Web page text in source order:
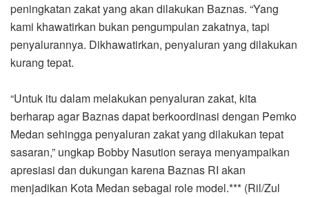
peningkatan zakat yang akan dilakukan Baznas. “Yang
kami khawatirkan bukan pengumpulan zakatnya, tapi
penyalurannya. Dikhawatirkan, penyaluran yang dilakukan
kurang tepat.
“Untuk itu dalam melakukan penyaluran zakat, kita
berharap agar Baznas dapat berkoordinasi dengan Pemko
Medan sehingga penyaluran zakat yang dilakukan tepat
sasaran,” ungkap Bobby Nasution seraya menyampaikan
apresiasi dan dukungan karena Baznas RI akan
menjadikan Kota Medan sebagai role model.*** (Ril/Zul